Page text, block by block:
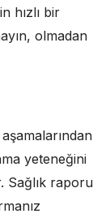
hızlı bir
olmadan
yeteneğini
Sağlık raporu